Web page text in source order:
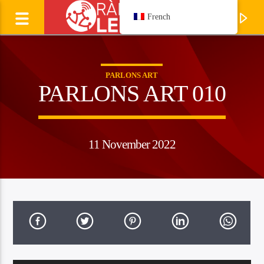
Ecoutez
LAURENT CAVALIE
PARLONS ART
PARLONS ART 010
11 November 2022
French